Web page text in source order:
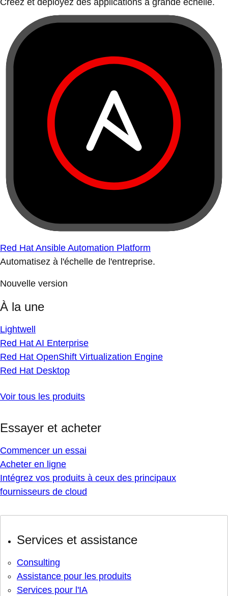
Créez et déployez des applications à grande échelle.
Red Hat Ansible Automation Platform
Automatisez à l'échelle de l'entreprise.
Nouvelle version
À la une
Lightwell
Red Hat AI Enterprise
Red Hat OpenShift Virtualization Engine
Red Hat Desktop
Voir tous les produits
Essayer et acheter
Commencer un essai
Acheter en ligne
Intégrez vos produits à ceux des principaux
fournisseurs de cloud
Services et assistance
Consulting
Assistance pour les produits
Services pour l'IA